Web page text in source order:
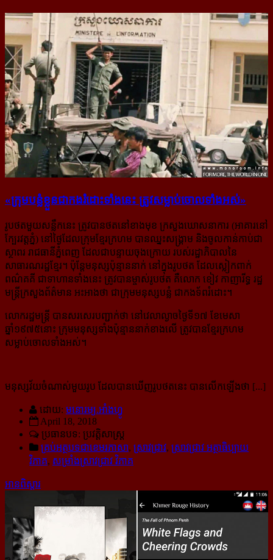
«ក្រុម​បន្លំ​ខ្លួន​ជា​កង​រំដោះ​ទាំង​នេះ ត្រូវ​សម្លាប់​ចោល​ទាំង​អស់»
រូបថតមួយសន្លឹកនេះ ត្រូវបានថតនៅខាងមុខ ក្រសួងឃោសនាការ (អាគារនៅ
ក្បែរវត្តភ្នំ) នៅថ្ងៃដែលក្រុមខ្មែរក្រហម បានឈ្នះសង្គ្រាម និងចូលកាន់កាប់ជា
ស្ថាពរ រាជធានីភ្នំពេញ ដែលជាបន្ទាយចុងក្រោយ របស់រដ្ឋាភិបាលនៃ
សាធារណរដ្ឋខ្មែរ។ ប៉ុន្តែមនុស្សប៉ុន្មាននាក់ នៅក្នុងរូបថត ដែលស្លៀកពាក់​
ពណ៌​គគី ជាទាហានទាំងនេះ ត្រូវបានម្ចាស់រូបថត គឺលោក ខៀវ កាញារីទ្ធ រដ្ឋ
មន្ត្រីក្រសួងព័ត៌មាន អះអាងថា ជាក្រុមមនុស្សបន្លំ ជាកងទ័ពរំដោះ។
លោករដ្ឋមន្ត្រី បានសរសេរបញ្ជាក់ថា នៅវេលាល្ងាចថ្ងៃទី១៧ ខែមេសា
ឆ្នាំ១៩៧៥នោះ ក្រុមមនុស្សទាំងប៉ុន្មាននាក់ខាងលើ ត្រូវបានខ្មែរក្រហម
សម្លាប់ចោលទាំងអស់។
មនុស្សវ័យចំណាស់មួយរូប ដែលបានឃើញរូបថតនេះ បានលើកឡើងថា [...]
ដោយ: មនោរម្យ.អាំងហ្វូ
April 18, 2018
ប្រធានបទ: ប្រវត្តិសាស្ត្រ
គ្រប់អត្ថបទជាខេមរភាសា, ស្រាវជ្រាវ, ស្រាវជ្រាវ អត្ថាធិប្បាយ
វិភាគ, សម្រាំងស្រាវជ្រាវ វិភាគ
អានពិស្ដារ